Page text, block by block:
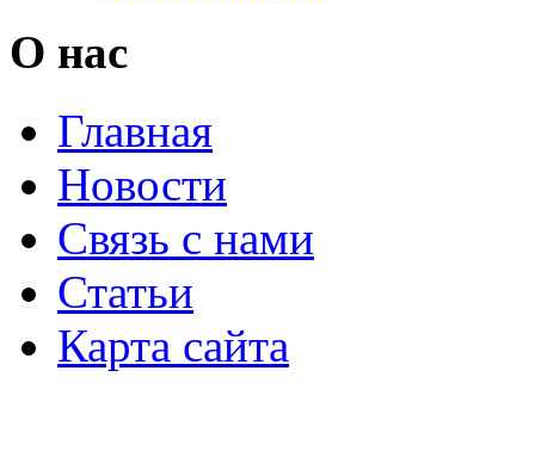
О нас
Главная
Новости
Связь с нами
Статьи
Карта сайта